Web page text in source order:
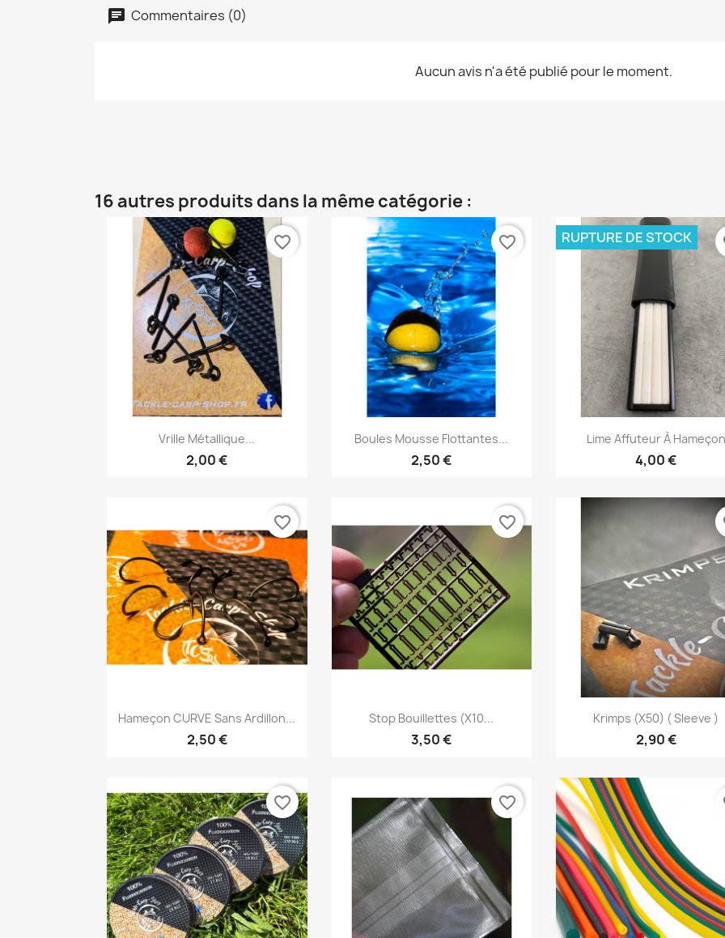
Commentaires (0)
Aucun avis n'a été publié pour le moment.
16 autres produits dans la même catégorie :
Aperçu rapide
Vrille Métallique...
2,00 €
favorite_border
 Aperçu rapide
Boules Mousse Flottantes...
2,50 €
favorite_border
Aperçu rapide
Lime Affuteur À Hameçon
4,00 €
RUPTURE DE STOCK
Aperçu rapide
Hameçon CURVE Sans Ardillon...
2,50 €
favorite_border
Aperçu rapide
Stop Bouillettes (x10...
3,50 €
favorite_border
Aperçu rapide
Krimps (x50) ( Sleeve )
2,90 €
favorite_border favorite_border